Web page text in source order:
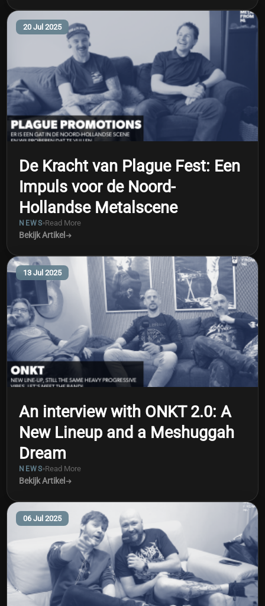
20 Jul 2025
De Kracht van Plague Fest: Een
Impuls voor de Noord-
Hollandse Metalscene
NEWS Read More
Bekijk Artikel
13 Jul 2025
An interview with ONKT 2.0: A
New Lineup and a Meshuggah
Dream
NEWS Read More
Bekijk Artikel
06 Jul 2025